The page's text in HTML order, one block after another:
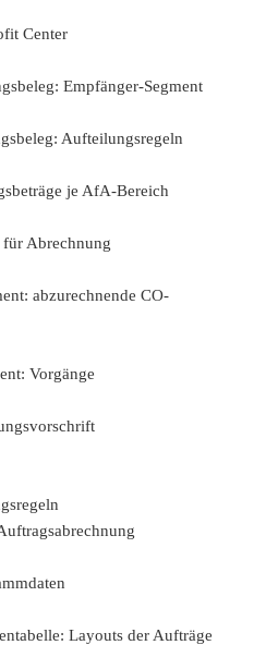
Center
Empfänger-Segment
Aufteilungsregeln
je AfA-Bereich
Abrechnung
abzurechnende CO-
Vorgänge
Layouts der Aufträge